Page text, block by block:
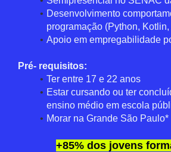
Desenvolvimento
programação (Python,
Apoio em empregabilidade
Pré- requisitos:
Ter entre 17 e 22 anos
Estar cursando ou ter
ensino médio em escola
Morar na Grande São Paulo*
+85% dos jovens